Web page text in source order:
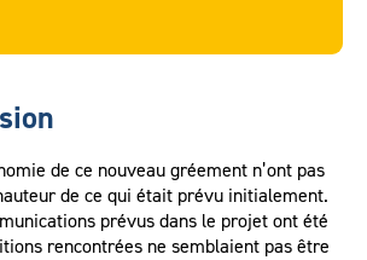
de ce nouveau gréement n’ont pas
de ce qui était prévu initialement.
prévus dans le projet ont été
rencontrées ne semblaient pas être